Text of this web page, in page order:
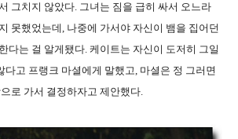
그치지 않았다. 그녀는 짐을 급히 싸서 오느라
못했었는데, 나중에 가서야 자신이 뱀을 집어던
다는 걸 알게됐다. 케이트는 자신이 도저히 그일
다고 프랭크 마셜에게 말했고, 마셜은 정 그러면
로 가서 결정하자고 제안했다.